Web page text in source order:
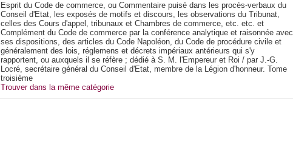
Esprit du Code de commerce, ou Commentaire puisé dans les procès-verbaux du
Conseil d'Etat, les exposés de motifs et discours, les observations du Tribunat,
celles des Cours d'appel, tribunaux et Chambres de commerce, etc. etc. et
Complément du Code de commerce par la conférence analytique et raisonnée avec
ses dispositions, des articles du Code Napoléon, du Code de procédure civile et
généralement des lois, réglemens et décrets impériaux antérieurs qui s'y
rapportent, ou auxquels il se réfère ; dédié à S. M. l'Empereur et Roi / par J.-G.
Locré, secrétaire général du Conseil d'Etat, membre de la Légion d'honneur. Tome
troisième
Trouver dans la même catégorie